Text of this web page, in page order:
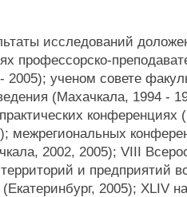
исследований
профессорско-
ученом совете
(Махачкала, 1994 -
конференциях
межрегиональных
2002, 2005); VIII
и предприятий
2005); XLIV